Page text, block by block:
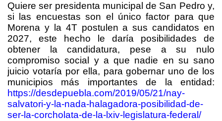
Quiere ser presidenta municipal de San Pedro y,
si las encuestas son el único factor para que
Morena y la 4T postulen a sus candidatos en
2027, este hecho le daría posibilidades de
obtener la candidatura, pese a su nulo
compromiso social y a que nadie en su sano
juicio votaría por ella, para gobernar uno de los
municipios más importantes de la entidad:
https://desdepuebla.com/2019/05/21/nay-
salvatori-y-la-nada-halagadora-posibilidad-de-
ser-la-corcholata-de-la-lxiv-legislatura-federal/